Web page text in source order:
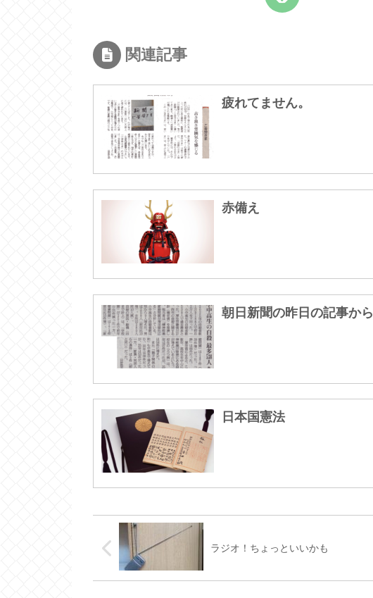
関連記事
疲れてません。
赤備え
朝日新聞の昨日の記事から
日本国憲法
ラジオ！ちょっといいかも